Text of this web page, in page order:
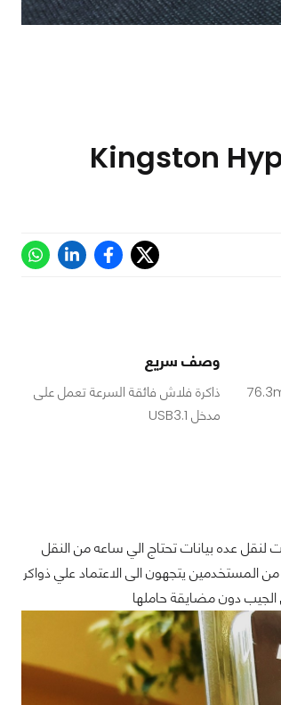
وصف سريع
ذاكرة فلاش فائقة السرعة تعمل على
مدخل USB3.1
عده بيانات تحتاج الي ساعه من النقل
العديد من المستخدمين يتجهون الى الاعتماد علي ذواكر
دون مضايقة حاملها